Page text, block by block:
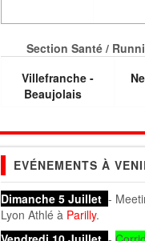
Section Santé /
Villefranche -
Beaujolais
EVÉNEMENTS À
Dimanche 5 Juillet -
Lyon Athlé à Parilly.